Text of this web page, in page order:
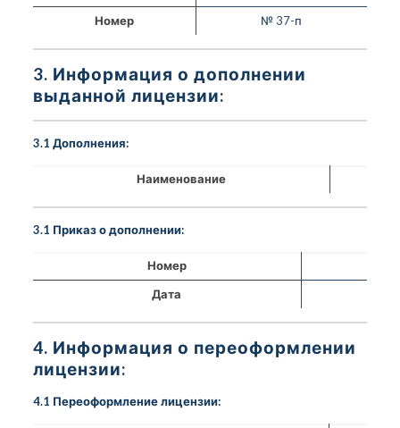
Номер
№ 37-п
3. Информация о дополнении
выданной лицензии:
3.1 Дополнения:
Наименование
3.1 Приказ о дополнении:
Номер
Дата
4. Информация о переоформлении
лицензии:
4.1 Переоформление лицензии: